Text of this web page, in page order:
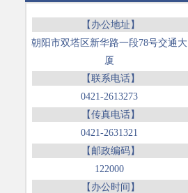
【办公地址】
朝阳市双塔区新华路一段78号交通大
厦
【联系电话】
0421-2613273
【传真电话】
0421-2631321
【邮政编码】
122000
【办公时间】